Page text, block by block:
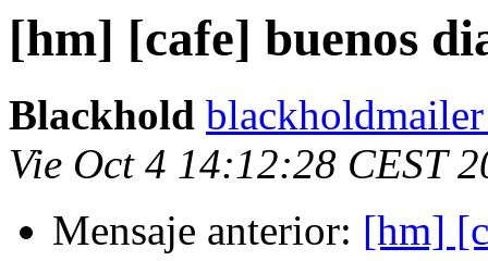
[hm] [cafe] buenos
Blackhold
Vie Oct 4 14:12:28 CEST
Mensaje anterior: [hm]